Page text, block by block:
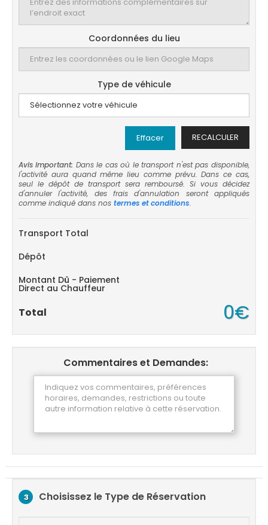
Coordonnées du lieu
Type de véhicule
RECALCULER
Effacer
Avis important: Dans le cas où le transport n'est pas disponible,
l'activité aura quand même lieu comme prévu. Dans ce cas,
seul le dépôt de transport sera remboursé. Si vous décidez
d'annuler l'activité, des frais d'annulation seront appliqués
comme indiqué dans nos termes et conditions.
Transport Total
Dépôt
Montant Dû - Paiement
Direct au Chauffeur
Total 0€
Commentaires et Demandes:
3 Choisissez le Type de Réservation